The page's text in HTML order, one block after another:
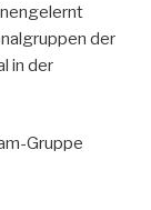
der
in der
Gruppe